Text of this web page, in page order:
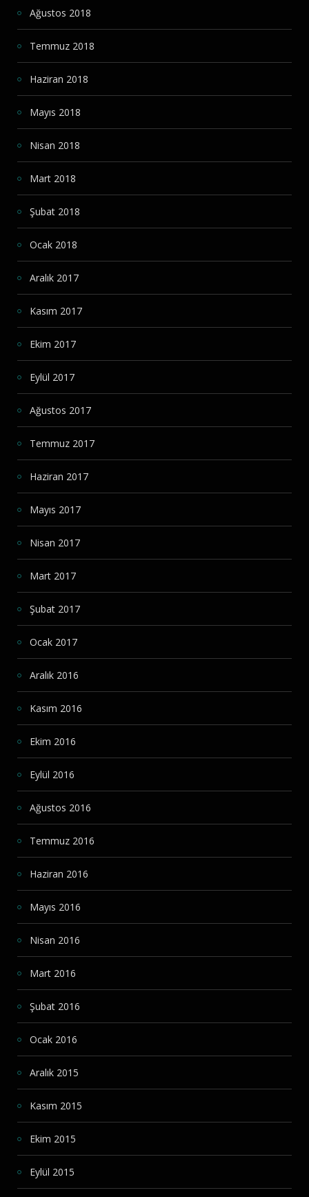
Ağustos 2018
Temmuz 2018
Haziran 2018
Mayıs 2018
Nisan 2018
Mart 2018
Şubat 2018
Ocak 2018
Aralık 2017
Kasım 2017
Ekim 2017
Eylül 2017
Ağustos 2017
Temmuz 2017
Haziran 2017
Mayıs 2017
Nisan 2017
Mart 2017
Şubat 2017
Ocak 2017
Aralık 2016
Kasım 2016
Ekim 2016
Eylül 2016
Ağustos 2016
Temmuz 2016
Haziran 2016
Mayıs 2016
Nisan 2016
Mart 2016
Şubat 2016
Ocak 2016
Aralık 2015
Kasım 2015
Ekim 2015
Eylül 2015